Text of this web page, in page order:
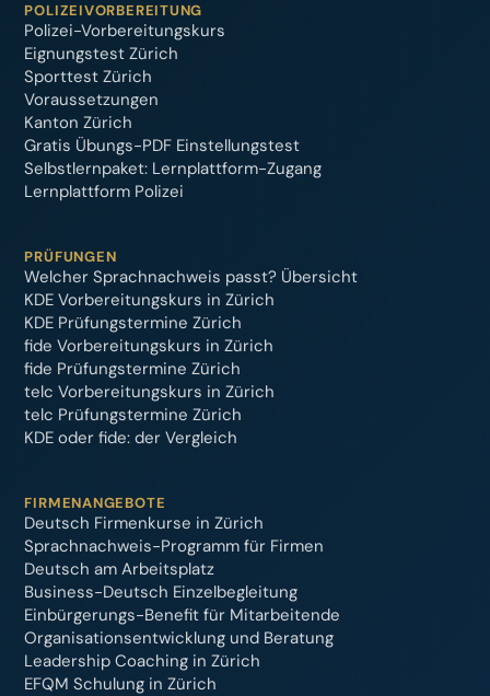
POLIZEIVORBEREITUNG
Polizei-Vorbereitungskurs
Eignungstest Zürich
Sporttest Zürich
Voraussetzungen
Kanton Zürich
Gratis Übungs-PDF Einstellungstest
Selbstlernpaket: Lernplattform-Zugang
Lernplattform Polizei
PRÜFUNGEN
Welcher Sprachnachweis passt? Übersicht
KDE Vorbereitungskurs in Zürich
KDE Prüfungstermine Zürich
fide Vorbereitungskurs in Zürich
fide Prüfungstermine Zürich
telc Vorbereitungskurs in Zürich
telc Prüfungstermine Zürich
KDE oder fide: der Vergleich
FIRMENANGEBOTE
Deutsch Firmenkurse in Zürich
Sprachnachweis-Programm für Firmen
Deutsch am Arbeitsplatz
Business-Deutsch Einzelbegleitung
Einbürgerungs-Benefit für Mitarbeitende
Organisationsentwicklung und Beratung
Leadership Coaching in Zürich
EFQM Schulung in Zürich